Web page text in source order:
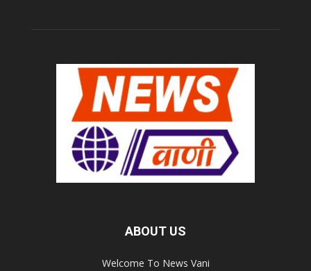
ABOUT US
Welcome To News Vani